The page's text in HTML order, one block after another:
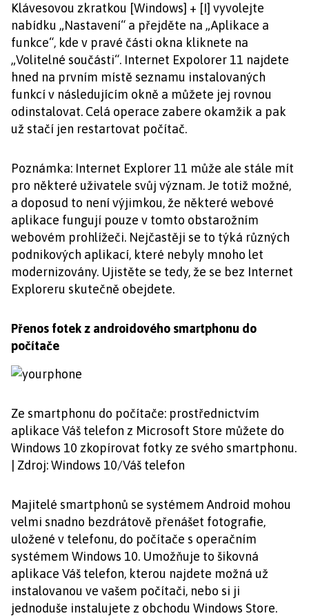
Klávesovou zkratkou [Windows] + [I] vyvolejte
nabídku „Nastavení“ a přejděte na „Aplikace a
funkce“, kde v pravé části okna kliknete na
„Volitelné součásti“. Internet Expolorer 11 najdete
hned na prvním místě seznamu instalovaných
funkcí v následujícím okně a můžete jej rovnou
odinstalovat. Celá operace zabere okamžik a pak
už stačí jen restartovat počítač.
Poznámka: Internet Explorer 11 může ale stále mít
pro některé uživatele svůj význam. Je totiž možné,
a doposud to není výjimkou, že některé webové
aplikace fungují pouze v tomto obstarožním
webovém prohlížeči. Nejčastěji se to týká různých
podnikových aplikací, které nebyly mnoho let
modernizovány. Ujistěte se tedy, že se bez Internet
Exploreru skutečně obejdete.
Přenos fotek z androidového smartphonu do
počítače
Ze smartphonu do počítače: prostřednictvím
aplikace Váš telefon z Microsoft Store můžete do
Windows 10 zkopírovat fotky ze svého smartphonu.
| Zdroj: Windows 10/Váš telefon
Majitelé smartphonů se systémem Android mohou
velmi snadno bezdrátově přenášet fotografie,
uložené v telefonu, do počítače s operačním
systémem Windows 10. Umožňuje to šikovná
aplikace Váš telefon, kterou najdete možná už
instalovanou ve vašem počítači, nebo si ji
jednoduše instalujete z obchodu Windows Store.